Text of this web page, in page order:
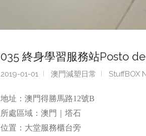
035 終身學習服務站Posto
2019-01-01 澳門減塑日常 StuffBOX
地址：澳門得勝馬路12號B
所處區域：澳門｜塔石
位置：大堂服務櫃台旁